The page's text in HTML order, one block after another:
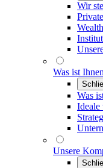
Wir
Was ist
Was
Unsere